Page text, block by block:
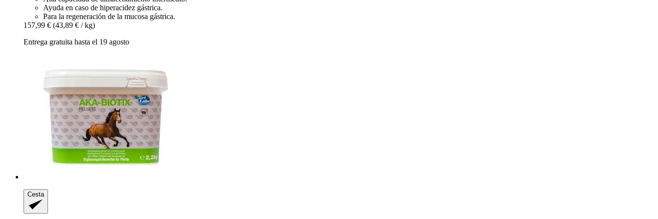
Ayuda en caso de hiperacidez gástrica.
Para la regeneración de la mucosa gástrica.
157,99 € (43,89 € / kg)
Entrega gratuita hasta el 19 agosto
Cesta